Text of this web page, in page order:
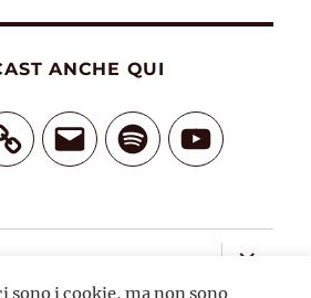
ANCHE QUI
Email SpotifyYouTube
apri
menu
sono i cookie, ma non sono